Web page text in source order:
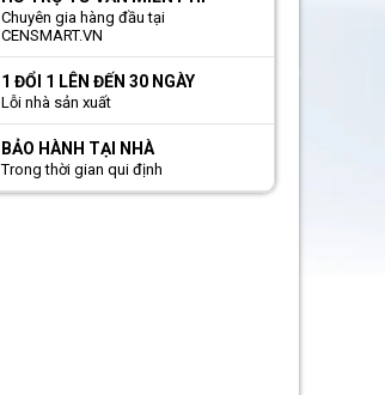
Chuyên gia hàng đầu tại
CENSMART.VN
1 ĐỔI 1 LÊN ĐẾN 30 NGÀY
Lỗi nhà sản xuất
BẢO HÀNH TẠI NHÀ
Trong thời gian qui định